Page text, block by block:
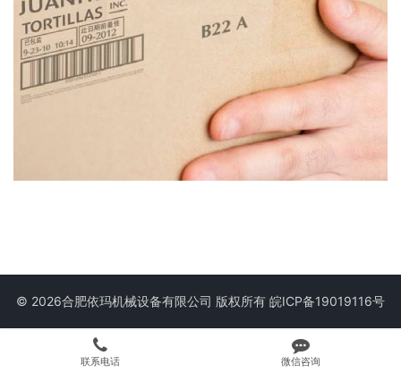
© 2026合肥依玛机械设备有限公司 版权所有 皖ICP备19019116号
联系电话 微信咨询